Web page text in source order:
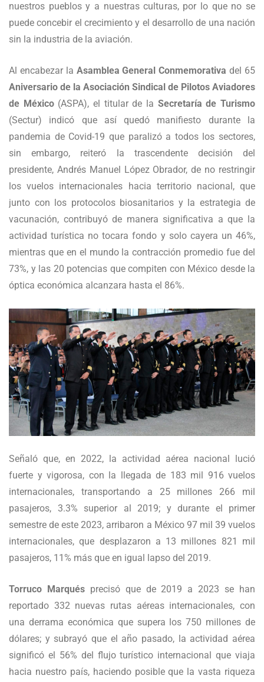
nuestros pueblos y a nuestras culturas, por lo que no se
puede concebir el crecimiento y el desarrollo de una nación
sin la industria de la aviación.
Al encabezar la Asamblea General Conmemorativa del 65
Aniversario de la Asociación Sindical de Pilotos Aviadores
de México(ASPA), el titular de la Secretaría de Turismo
(Sectur) indicó que así quedó manifiesto durante la
pandemia de Covid-19 que paralizó a todos los sectores,
sin embargo, reiteró la trascendente decisión del
presidente, Andrés Manuel López Obrador, de no restringir
los vuelos internacionales hacia territorio nacional, que
junto con los protocolos biosanitarios y la estrategia de
vacunación, contribuyó de manera significativa a que la
actividad turística no tocara fondo y solo cayera un 46%,
mientras que en el mundo la contracción promedio fue del
73%, y las 20 potencias que compiten con México desde la
óptica económica alcanzara hasta el 86%.
Señaló que, en 2022, la actividad aérea nacional lució
fuerte y vigorosa, con la llegada de 183 mil 916 vuelos
internacionales, transportando a 25 millones 266 mil
pasajeros, 3.3% superior al 2019; y durante el primer
semestre de este 2023, arribaron a México 97 mil 39 vuelos
internacionales, que desplazaron a 13 millones 821 mil
pasajeros, 11% más que en igual lapso del 2019.
Torruco Marquésprecisó que de 2019 a 2023 se han
reportado 332 nuevas rutas aéreas internacionales, con
una derrama económica que supera los 750 millones de
dólares; y subrayó que el año pasado, la actividad aérea
significó el 56% del flujo turístico internacional que viaja
hacia nuestro país, haciendo posible que la vasta riqueza